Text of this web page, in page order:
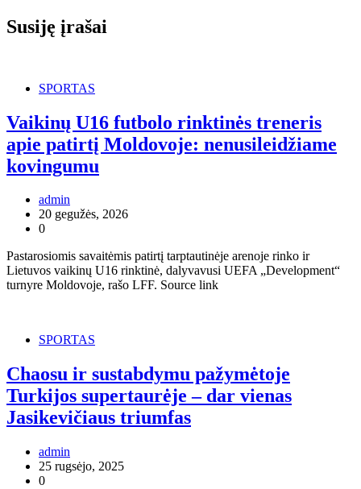
Susiję įrašai
SPORTAS
Vaikinų U16 futbolo rinktinės treneris
apie patirtį Moldovoje: nenusileidžiame
kovingumu
admin
20 gegužės, 2026
0
Pastarosiomis savaitėmis patirtį tarptautinėje arenoje rinko ir
Lietuvos vaikinų U16 rinktinė, dalyvavusi UEFA „Development“
turnyre Moldovoje, rašo LFF. Source link
SPORTAS
Chaosu ir sustabdymu pažymėtoje
Turkijos supertaurėje – dar vienas
Jasikevičiaus triumfas
admin
25 rugsėjo, 2025
0